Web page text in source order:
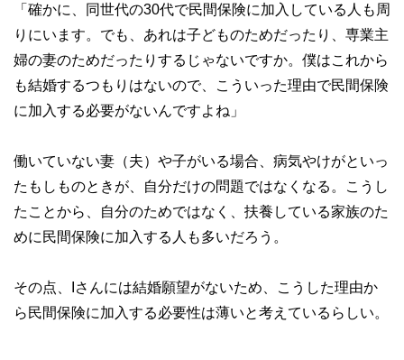
「確かに、同世代の30代で民間保険に加入している人も周
りにいます。でも、あれは子どものためだったり、専業主
婦の妻のためだったりするじゃないですか。僕はこれから
も結婚するつもりはないので、こういった理由で民間保険
に加入する必要がないんですよね」
働いていない妻（夫）や子がいる場合、病気やけがといっ
たもしものときが、自分だけの問題ではなくなる。こうし
たことから、自分のためではなく、扶養している家族のた
めに民間保険に加入する人も多いだろう。
その点、Iさんには結婚願望がないため、こうした理由か
ら民間保険に加入する必要性は薄いと考えているらしい。